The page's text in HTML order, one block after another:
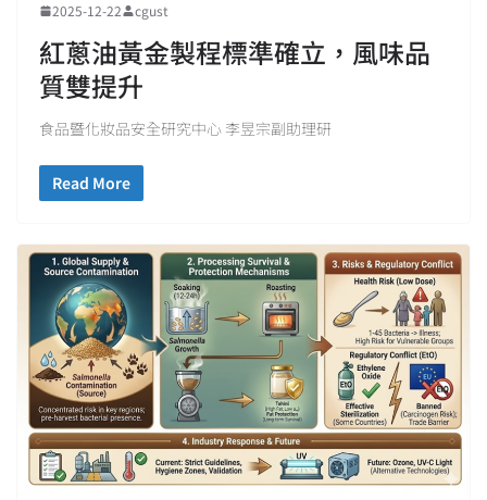
2025-12-22 cgust
紅蔥油黃金製程標準確立，風味品
質雙提升
食品暨化妝品安全研究中心 李昱宗副助理研
Read More